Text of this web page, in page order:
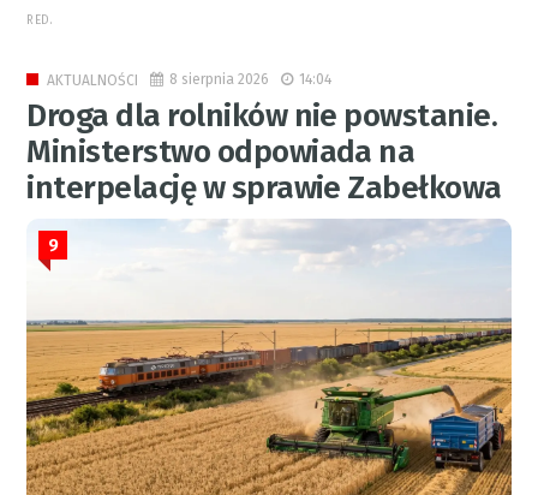
RED.
AKTUALNOŚCI 8 sierpnia 2026 14:04
Droga dla rolników nie powstanie.
Ministerstwo odpowiada na
interpelację w sprawie Zabełkowa
9